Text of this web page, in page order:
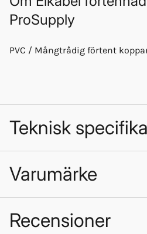
ProSupply
PVC / Mångtrådig förtent
Teknisk
Driftspänning: 60 volt.
Varumärke
Recensioner